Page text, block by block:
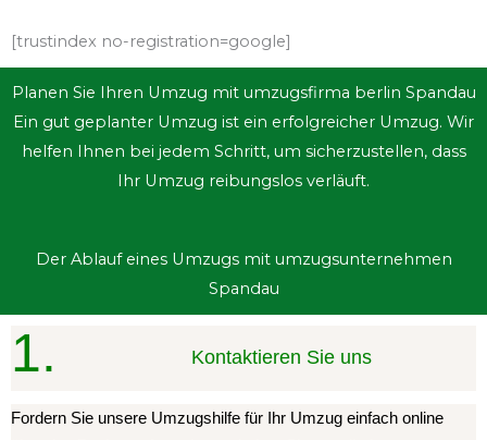
[trustindex no-registration=google]
Planen Sie Ihren Umzug mit umzugsfirma berlin Spandau
Ein gut geplanter Umzug ist ein erfolgreicher Umzug. Wir
helfen Ihnen bei jedem Schritt, um sicherzustellen, dass
Ihr Umzug reibungslos verläuft.
Der Ablauf eines Umzugs mit umzugsunternehmen
Spandau
1. Kontaktieren Sie uns
Fordern Sie unsere Umzugshilfe für Ihr Umzug einfach online